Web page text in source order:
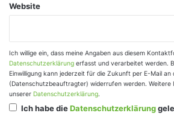
Website
Ich willige ein, dass meine Angaben aus diesem
Datenschutzerklärung erfasst und verarbeitet werden.
Einwilligung kann jederzeit für die Zukunft per E-Mail an
(Datenschutzbeauftragter) widerrufen werden. Weitere
unserer Datenschutzerklärung.
Ich habe dieDatenschutzerklärung